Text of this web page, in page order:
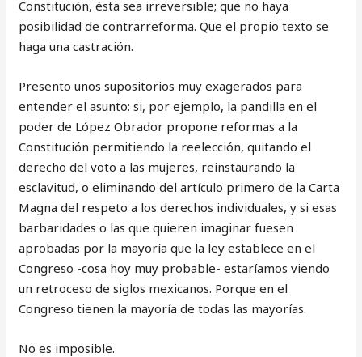
Constitución, ésta sea irreversible; que no haya
posibilidad de contrarreforma. Que el propio texto se
haga una castración.
Presento unos supositorios muy exagerados para
entender el asunto: si, por ejemplo, la pandilla en el
poder de López Obrador propone reformas a la
Constitución permitiendo la reelección, quitando el
derecho del voto a las mujeres, reinstaurando la
esclavitud, o eliminando del artículo primero de la Carta
Magna del respeto a los derechos individuales, y si esas
barbaridades o las que quieren imaginar fuesen
aprobadas por la mayoría que la ley establece en el
Congreso -cosa hoy muy probable- estaríamos viendo
un retroceso de siglos mexicanos. Porque en el
Congreso tienen la mayoría de todas las mayorías.
No es imposible.